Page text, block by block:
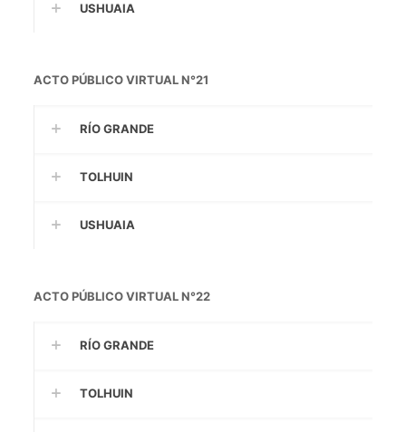
USHUAIA
ACTO PÚBLICO VIRTUAL N°21
RÍO GRANDE
TOLHUIN
USHUAIA
ACTO PÚBLICO VIRTUAL N°22
RÍO GRANDE
TOLHUIN